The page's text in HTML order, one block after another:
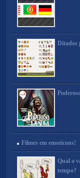
Ditados
Filmes em emoticons!
Qual o
tempo?